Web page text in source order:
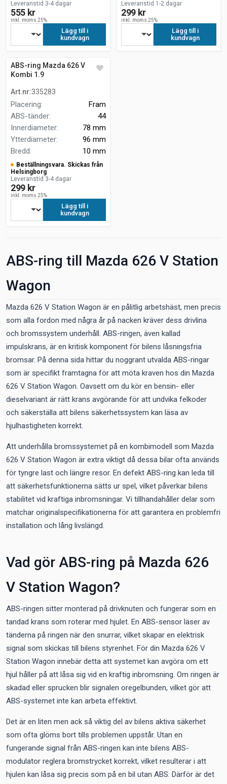
Leveranstid 3-4 dagar
555 kr
inkl. moms 25%
Lägg till i
kundvagn
Leveranstid 1-2 dagar
299 kr
inkl. moms 25%
Lägg till i
kundvagn
ABS-ring Mazda 626 V
Kombi 1.9
Art.nr:335283
Placering:
Fram
ABS-tänder:
44
Innerdiameter:
78 mm
Ytterdiameter:
96 mm
Bredd: 10 mm
Beställningsvara. Skickas från
Helsingborg
Leveranstid 3-4 dagar
299 kr
inkl. moms 25%
Lägg till i
kundvagn
ABS-ring till Mazda 626 V Station
Wagon
Mazda 626 V Station Wagon är en pålitlig arbetshäst, men precis
som alla fordon med några år på nacken kräver dess drivlina
och bromssystem underhåll. ABS-ringen, även kallad
impulskrans, är en kritisk komponent för bilens låsningsfria
bromsar. På denna sida hittar du noggrant utvalda ABS-ringar
som är specifikt framtagna för att möta kraven hos din Mazda
626 V Station Wagon. Oavsett om du kör en bensin- eller
dieselvariant är rätt krans avgörande för att undvika felkoder
och säkerställa att bilens säkerhetssystem kan läsa av
hjulhastigheten korrekt.
Att underhålla bromssystemet på en kombimodell som Mazda
626 V Station Wagon är extra viktigt då dessa bilar ofta används
för tyngre last och längre resor. En defekt ABS-ring kan leda till
att säkerhetsfunktionerna sätts ur spel, vilket påverkar bilens
stabilitet vid kraftiga inbromsningar. Vi tillhandahåller delar som
matchar originalspecifikationerna för att garantera en problemfri
installation och lång livslängd.
Vad gör ABS-ring på Mazda 626
V Station Wagon?
ABS-ringen sitter monterad på drivknuten och fungerar som en
tandad krans som roterar med hjulet. En ABS-sensor läser av
tänderna på ringen när den snurrar, vilket skapar en elektrisk
signal som skickas till bilens styrenhet. För din Mazda 626 V
Station Wagon innebär detta att systemet kan avgöra om ett
hjul håller på att låsa sig vid en kraftig inbromsning. Om ringen är
skadad eller sprucken blir signalen oregelbunden, vilket gör att
ABS-systemet inte kan arbeta effektivt.
Det är en liten men ack så viktig del av bilens aktiva säkerhet
som ofta glöms bort tills problemen uppstår. Utan en
fungerande signal från ABS-ringen kan inte bilens ABS-
modulator reglera bromstrycket korrekt, vilket resulterar i att
hjulen kan låsa sig precis som på en bil utan ABS. Därför är det